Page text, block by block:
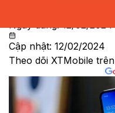
Ngày đăng:12/02/2024
Cập nhật: 12/02/2024
Theo dõi XTMobile trên